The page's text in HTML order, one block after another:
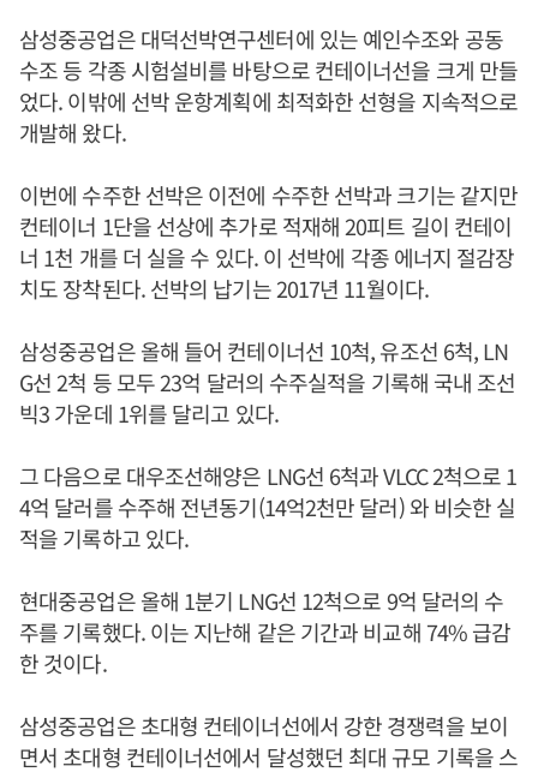
삼성중공업은 대덕선박연구센터에 있는 예인수조와 공동
수조 등 각종 시험설비를 바탕으로 컨테이너선을 크게 만들
었다. 이밖에 선박 운항계획에 최적화한 선형을 지속적으로
개발해 왔다.
이번에 수주한 선박은 이전에 수주한 선박과 크기는 같지만
컨테이너 1단을 선상에 추가로 적재해 20피트 길이 컨테이
너 1천 개를 더 실을 수 있다. 이 선박에 각종 에너지 절감장
치도 장착된다. 선박의 납기는 2017년 11월이다.
삼성중공업은 올해 들어 컨테이너선 10척, 유조선 6척, LN
G선 2척 등 모두 23억 달러의 수주실적을 기록해 국내 조선
빅3 가운데 1위를 달리고 있다.
그 다음으로 대우조선해양은 LNG선 6척과 VLCC 2척으로 1
4억 달러를 수주해 전년동기(14억2천만 달러) 와 비슷한 실
적을 기록하고 있다.
현대중공업은 올해 1분기 LNG선 12척으로 9억 달러의 수
주를 기록했다. 이는 지난해 같은 기간과 비교해 74% 급감
한 것이다.
삼성중공업은 초대형 컨테이너선에서 강한 경쟁력을 보이
면서 초대형 컨테이너선에서 달성했던 최대 규모 기록을 스